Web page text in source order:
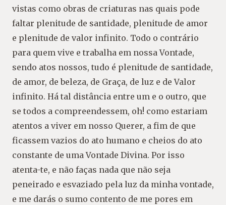
vistas como obras de criaturas nas quais pode
faltar plenitude de santidade, plenitude de amor
e plenitude de valor infinito. Todo o contrário
para quem vive e trabalha em nossa Vontade,
sendo atos nossos, tudo é plenitude de santidade,
de amor, de beleza, de Graça, de luz e de Valor
infinito. Há tal distância entre um e o outro, que
se todos a compreendessem, oh! como estariam
atentos a viver em nosso Querer, a fim de que
ficassem vazios do ato humano e cheios do ato
constante de uma Vontade Divina. Por isso
atenta-te, e não faças nada que não seja
peneirado e esvaziado pela luz da minha vontade,
e me darás o sumo contento de me pores em